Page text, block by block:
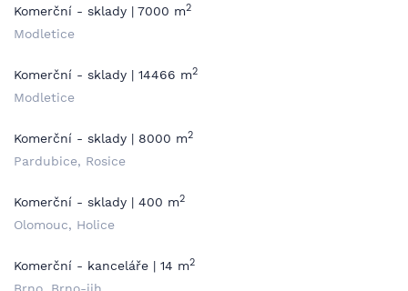
Komerční - sklady | 7000 m2
Modletice
Komerční - sklady | 14466 m2
Modletice
Komerční - sklady | 8000 m2
Pardubice, Rosice
Komerční - sklady | 400 m2
Olomouc, Holice
Komerční - kanceláře | 14 m2